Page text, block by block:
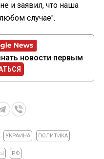
и заявил, что наша
случае".
новости первым
УКРАИНА ПОЛИТИКА
РФ